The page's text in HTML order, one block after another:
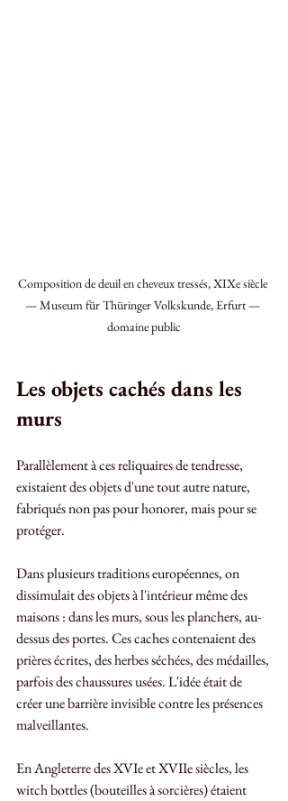
Composition de deuil en cheveux tressés, XIXe siècle
— Museum für Thüringer Volkskunde, Erfurt —
domaine public
Les objets cachés dans les
murs
Parallèlement à ces reliquaires de tendresse,
existaient des objets d'une tout autre nature,
fabriqués non pas pour honorer, mais pour se
protéger.
Dans plusieurs traditions européennes, on
dissimulait des objets à l'intérieur même des
maisons : dans les murs, sous les planchers, au-
dessus des portes. Ces caches contenaient des
prières écrites, des herbes séchées, des médailles,
parfois des chaussures usées. L'idée était de
créer une barrière invisible contre les présences
malveillantes.
En Angleterre des XVIe et XVIIe siècles, les
witch bottles (bouteilles à sorcières) étaient